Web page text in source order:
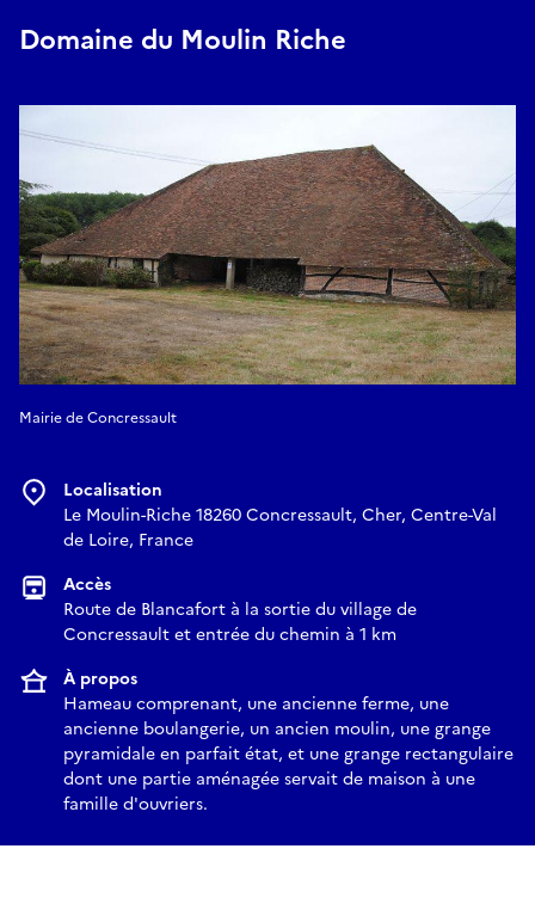
Domaine du Moulin Riche
Mairie de Concressault
Localisation
Le Moulin-Riche 18260 Concressault, Cher, Centre-Val
de Loire, France
Accès
Route de Blancafort à la sortie du village de
Concressault et entrée du chemin à 1 km
À propos
Hameau comprenant, une ancienne ferme, une
ancienne boulangerie, un ancien moulin, une grange
pyramidale en parfait état, et une grange rectangulaire
dont une partie aménagée servait de maison à une
famille d'ouvriers.